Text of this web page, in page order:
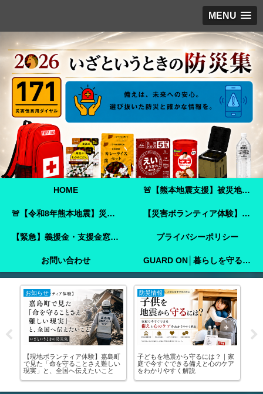
MENU
HOME 🚨【熊本地震支援】被災地へ必要な支援物資を届けませんか？｜Amazonほしい物リストで今すぐ支援できます🚨
🚨【令和8年熊本地震】災害ボランティア参加ガイド｜事前登録・申し込み方法・ボランティア活動保険🚨 【災害ボランティア体験】嘉島町で見た「命を守ることさえ難しい現実」と、全国へ伝えたいこと
【緊急】義援金・支援金窓口のご案内 プライバシーポリシー
お問い合わせ GUARD ON│暮らしを守る防犯ガイド
お知らせ
【現地ボランティア体験】嘉島町
で見た「命を守ることさえ難しい
現実」と、全国へ伝えたいこと
防災情報
子どもを地震から守るには？｜家
庭で今すぐできる備えと心のケア
をわかりやすく解説